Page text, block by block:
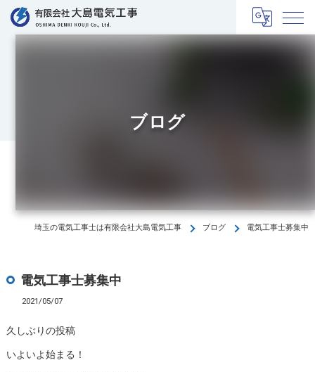
ブログ
埼玉の電気工事士は有限会社大島電気工事 ブログ 電気工事士募集中
電気工事士募集中
2021/05/07
久しぶりの投稿
いよいよ始まる！